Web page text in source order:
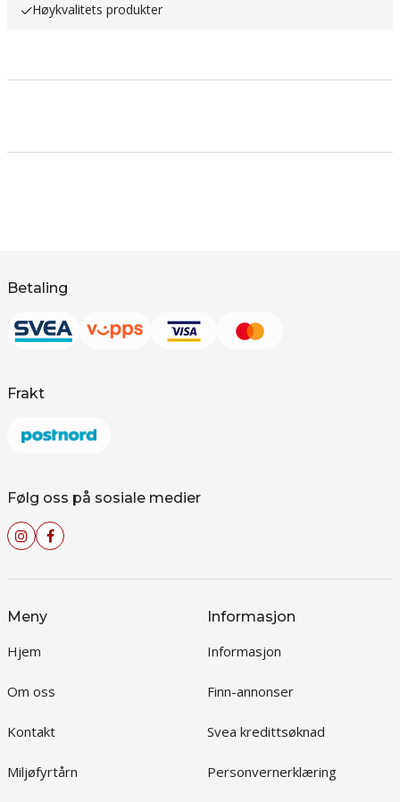
Høykvalitets produkter
Betaling
Frakt
Følg oss på sosiale medier
Meny
Hjem
Om oss
Kontakt
Miljøfyrtårn
Informasjon
Informasjon
Finn-annonser
Svea kredittsøknad
Personvernerklæring